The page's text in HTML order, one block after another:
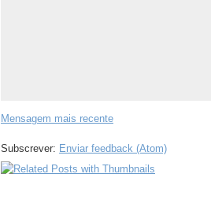
Mensagem mais recente
Subscrever: Enviar feedback (Atom)